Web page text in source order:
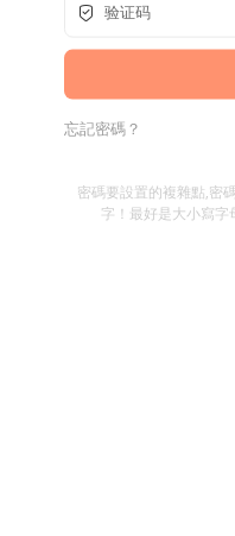
忘記密碼？
密碼要設置的複雜點,密
字！最好是大小寫字